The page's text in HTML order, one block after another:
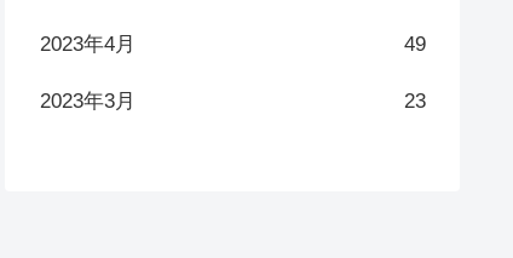
2023年4月 49
2023年3月 23